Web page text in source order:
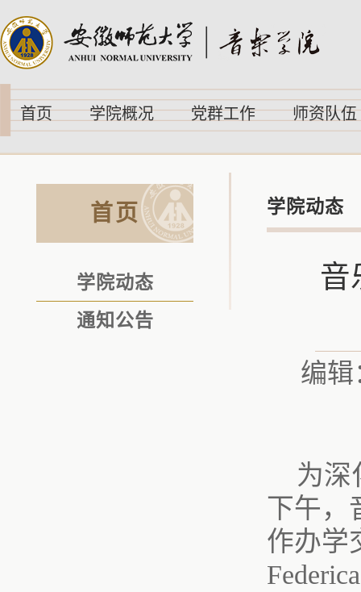
首页 学院概况 党群工作 师资队伍
首页
学院动态
通知公告
学院动态
音
编辑
为深
下午，
作办学